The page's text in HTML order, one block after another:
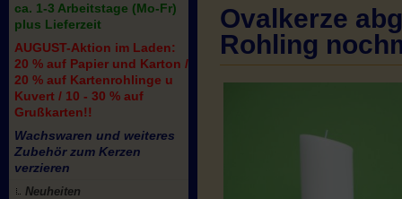
ca. 1-3 Arbeitstage (Mo-Fr)
plus Lieferzeit
AUGUST-Aktion im Laden:
20 % auf Papier und Karton /
20 % auf Kartenrohlinge u
Kuvert / 10 - 30 % auf
Grußkarten!!
Wachswaren und weiteres
Zubehör zum Kerzen
verzieren
Neuheiten
Ovalkerze
Rohling